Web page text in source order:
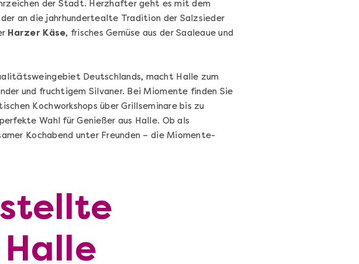
der Stadt. Herzhafter geht es mit dem
an die jahrhundertealte Tradition der Salzsieder
Harzer Käse, frisches Gemüse aus der Saaleaue und
Deutschlands, macht Halle zum
und fruchtigem Silvaner. Bei Miomente finden Sie
Kochworkshops über Grillseminare bis zu
Wahl für Genießer aus Halle. Ob als
Kochabend unter Freunden – die Miomente-